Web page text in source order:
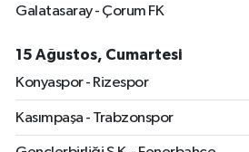
Galatasaray - Çorum FK
15 Ağustos, Cumartesi
Konyaspor - Rizespor
Kasımpaşa - Trabzonspor